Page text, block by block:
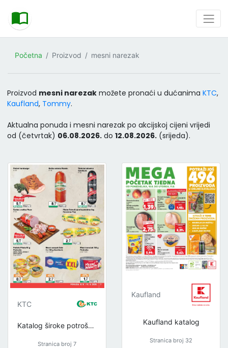
Početna Proizvod mesni narezak
Proizvod mesni narezak možete pronaći u dućanima KTC,
Kaufland, Tommy.
Aktualna ponuda i mesni narezak po akcijskoj cijeni vrijedi
od (četvrtak) 06.08.2026. do 12.08.2026. (srijeda).
KTC
Katalog široke potrošnje
Stranica broj 7
Kaufland
Kaufland katalog
Stranica broj 32